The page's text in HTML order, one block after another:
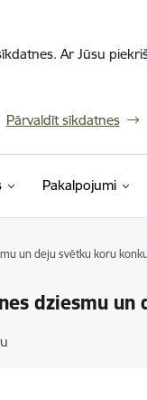
Ar Jūsu
Pārvaldīt sīkdatnes
Pakalpojumi
un deju svētku koru
dziesmu